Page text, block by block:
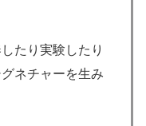
たり実験したり
ネチャーを生み